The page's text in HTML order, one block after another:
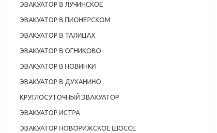
ЭВАКУАТОР В ЛУЧИНСКОЕ
ЭВАКУАТОР В ПИОНЕРСКОМ
ЭВАКУАТОР В ТАЛИЦАХ
ЭВАКУАТОР В ОГНИКОВО
ЭВАКУАТОР В НОВИНКИ
ЭВАКУАТОР В ДУХАНИНО
КРУГЛОСУТОЧНЫЙ ЭВАКУАТОР
ЭВАКУАТОР ИСТРА
ЭВАКУАТОР НОВОРИЖСКОЕ ШОССЕ